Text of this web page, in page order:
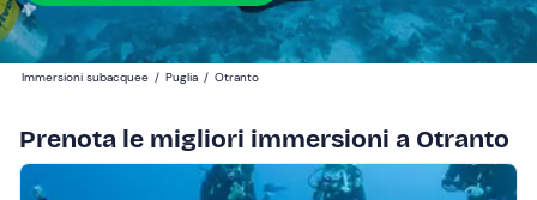
Immersioni subacquee / Puglia / Otranto
Prenota le migliori immersioni a Otranto